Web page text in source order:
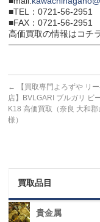
■TEL：0721-56-2951
■FAX：0721-56-2951
高価買取の情報はコチ
←
【買取専門よろずや リ
店】BVLGARI ブルガリ ビ
K18 高価買取（奈良 大和
様）
買取品目
貴金属